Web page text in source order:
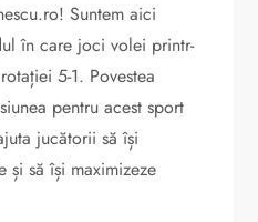
Suntem aici
în care joci volei printr-
5-1. Povestea
pentru acest sport
jucătorii să își
și să își maximizeze